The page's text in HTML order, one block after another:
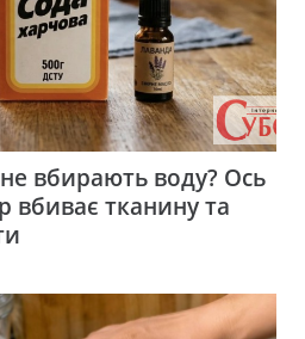
вбирають воду? Ось
вбиває тканину та